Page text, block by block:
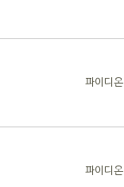
파이디온
파이디온